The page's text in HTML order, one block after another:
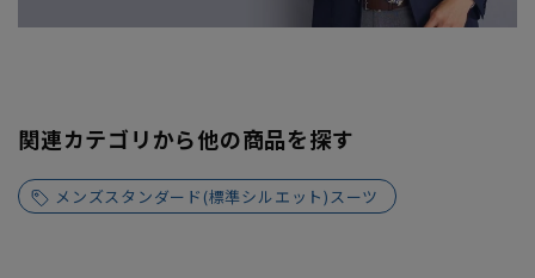
関連カテゴリから他の商品を探す
メンズスタンダード(標準シルエット)スーツ